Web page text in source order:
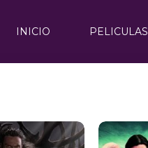
INICIO PELICULAS